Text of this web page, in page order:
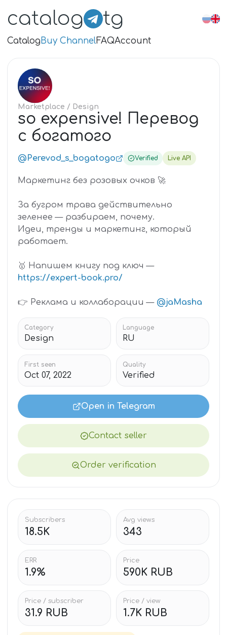
catalog tg
CatalogBuy ChannelFAQAccount
SO
Marketplace / Design
so expensive! Перевод
с богатого
@Perevod_s_bogatogo Verified Live API
Маркетинг без розовых очков 🚀
За бугром трава действительно
зеленее — разбираем, почему.
Идеи, тренды и маркетинг, который
работает.
🥇 Напишем книгу под ключ —
https://expert-book.pro/
👉 Реклама и коллаборации — @jaMasha
Category
Design
Language
RU
First seen
Oct 07, 2022
Quality
Verified
Open in Telegram
Contact seller
Order verification
Subscribers
18.5K
Avg views
343
ERR
1.9%
Price
590K RUB
Price / subscriber
31.9 RUB
Price / view
1.7K RUB